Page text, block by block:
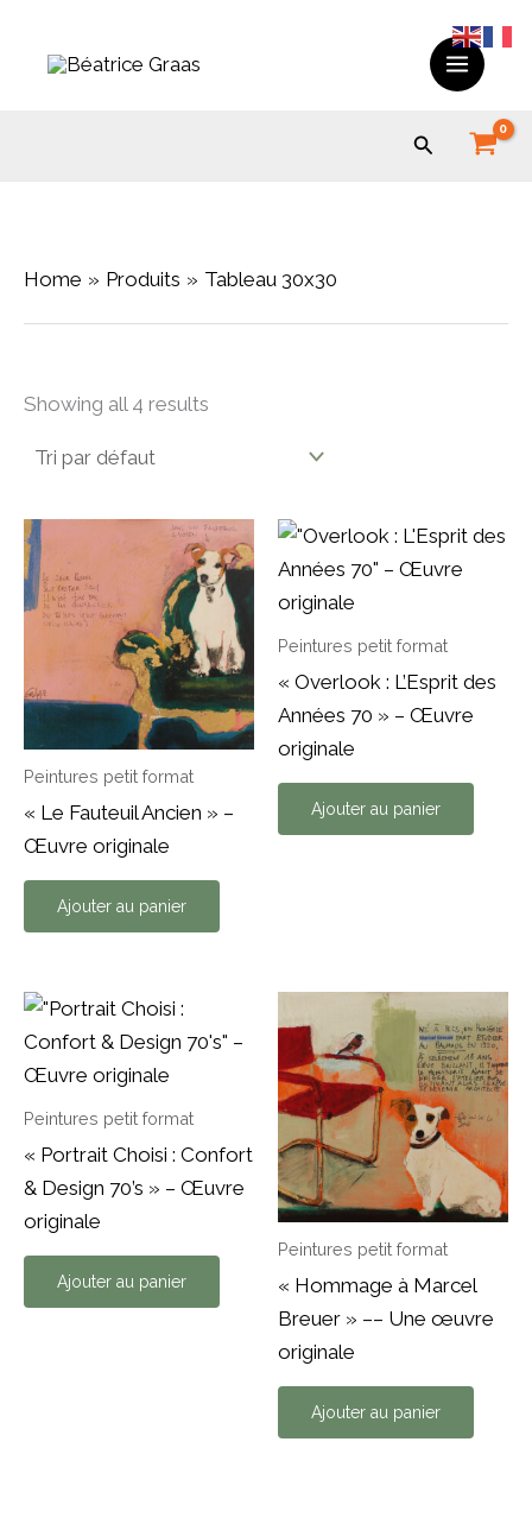
Search
Home Produits Tableau 30x30
Showing all 4 results
Peintures petit format
« Le Fauteuil Ancien » –
Œuvre originale
Ajouter au panier
Peintures petit format
« Overlook : L’Esprit des
Années 70 » – Œuvre
originale
Ajouter au panier
Peintures petit format
« Portrait Choisi : Confort
& Design 70’s » – Œuvre
originale
Ajouter au panier
Peintures petit format
« Hommage à Marcel
Breuer » –– Une œuvre
originale
Ajouter au panier